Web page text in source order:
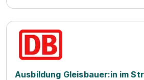
Ausbildung Gleisbauer:in im